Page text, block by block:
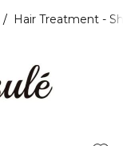
Hair Treatment -